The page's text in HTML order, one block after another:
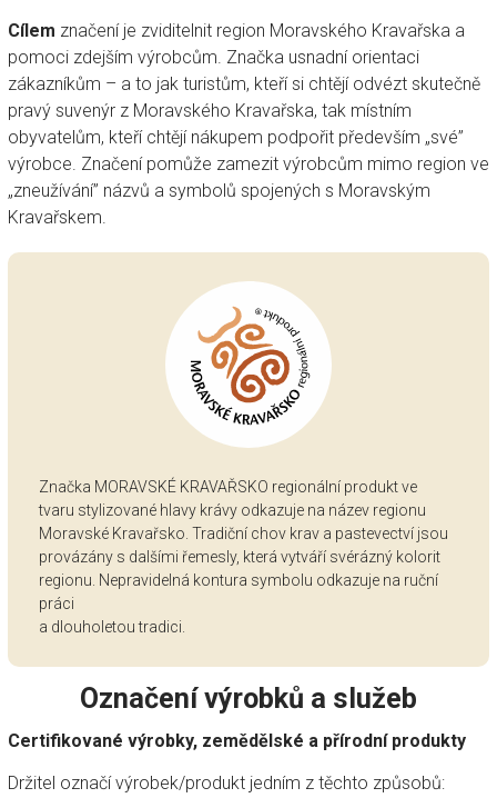
Cílem značení je zviditelnit region Moravského Kravařska a
pomoci zdejším výrobcům. Značka usnadní orientaci
zákazníkům – a to jak turistům, kteří si chtějí odvézt skutečně
pravý suvenýr z Moravského Kravařska, tak místním
obyvatelům, kteří chtějí nákupem podpořit především „své”
výrobce. Značení pomůže zamezit výrobcům mimo region ve
„zneužívání” názvů a symbolů spojených s Moravským
Kravařskem.
Značka MORAVSKÉ KRAVAŘSKO regionální produkt ve
tvaru stylizované hlavy krávy odkazuje na název regionu
Moravské Kravařsko. Tradiční chov krav a pastevectví jsou
provázány s dalšími řemesly, která vytváří svérázný kolorit
regionu. Nepravidelná kontura symbolu odkazuje na ruční
práci
a dlouholetou tradici.
Označení výrobků a služeb
Certifikované výrobky, zemědělské a přírodní produkty
Držitel označí výrobek/produkt jedním z těchto způsobů: